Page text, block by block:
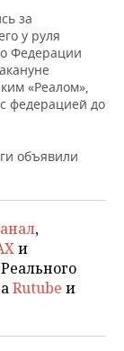
за
у руля
Федерации
«Реалом»,
федерацией до
объявили
,
и
Rutube и